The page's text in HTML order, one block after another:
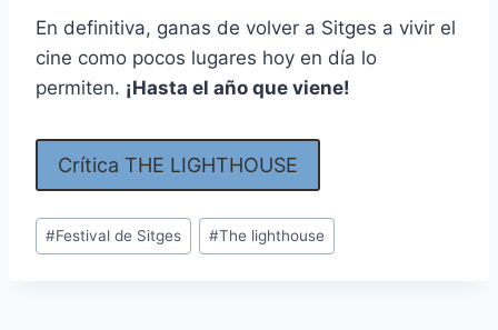
En definitiva, ganas de volver a Sitges a vivir el
cine como pocos lugares hoy en día lo
permiten. ¡Hasta el año que viene!
Crítica THE LIGHTHOUSE
Etiquetas
de
#Festival de Sitges #The lighthouse